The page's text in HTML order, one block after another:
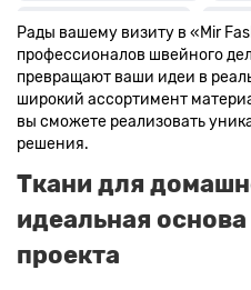
Цвет ткани серый + оттенки:
Цвет ткани салатовый
Цвет
Ткани цвета пудра
Ткани
Ткани оранжевого цвета
Цвет ткани мятный
Ткани
Ткани лимонного цвета
Рады вашему визиту в «Mir
профессионалов швейного
превращают ваши идеи в
широкий ассортимент
вы сможете реализовать
решения.
Ткани для
идеальная
проекта